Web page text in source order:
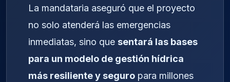
La mandataria aseguró que el proyecto
no solo atenderá las emergencias
inmediatas, sino que sentará las bases
para un modelo de gestión hídrica
más resiliente y seguro para millones